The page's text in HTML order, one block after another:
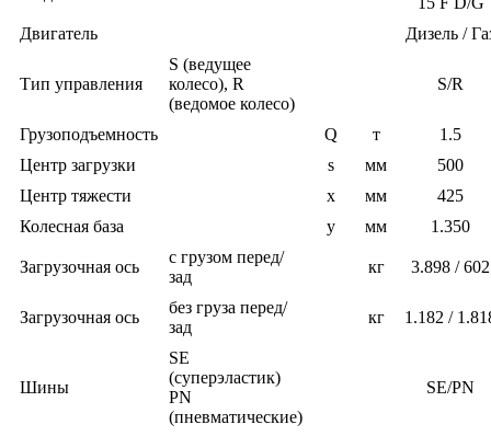
Двигатель
Дизель /
Тип управления
S (ведущее
колесо), R
(ведомое колесо)
S/R
Грузоподъемность Q т
1.5
Центр загрузки
s мм
500
Центр тяжести
x мм
425
Колесная база
y мм 1.350
Загрузочная ось
с грузом перед/
зад
кг 3.898 / 602
Загрузочная ось
без груза перед/
зад
кг 1.182 /
Шины
SE
(суперэластик)
PN
(пневматические)
SE/PN